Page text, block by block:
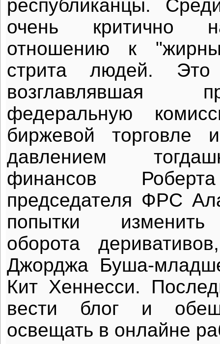
республиканцы.
очень критично
отношению к
стрита людей.
возглавлявшая
федеральную
биржевой торговле
давлением
финансов
председателя ФРС
попытки изменить
оборота
Джорджа Буша-
Кит Хеннесси.
вести блог и
освещать в онлайне